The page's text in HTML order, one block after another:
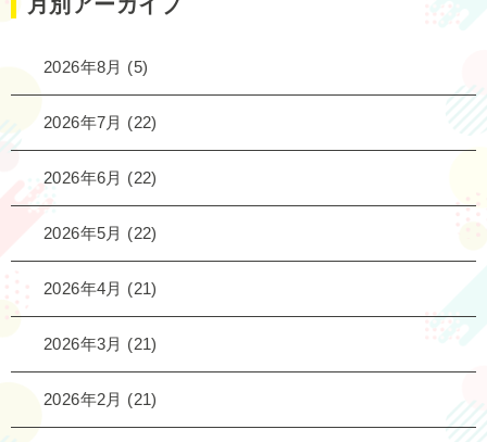
2026年8月 (5)
2026年7月 (22)
2026年6月 (22)
2026年5月 (22)
2026年4月 (21)
2026年3月 (21)
2026年2月 (21)